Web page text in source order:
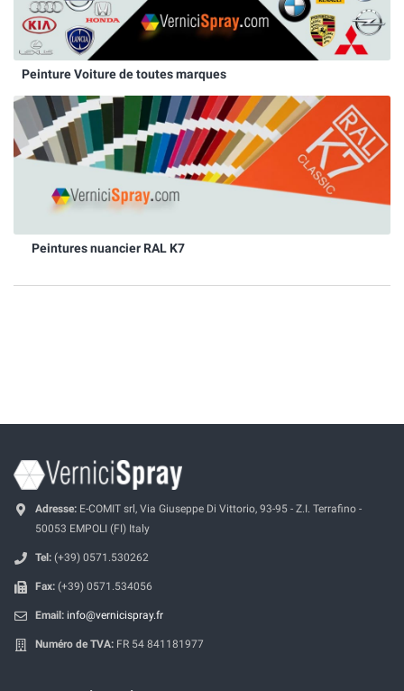
Peinture Voiture de toutes marques
Peintures nuancier RAL K7
Adresse: E-COMIT srl, Via Giuseppe Di Vittorio, 93-95 - Z.I. Terrafino -
50053 EMPOLI (FI) Italy
Tel: (+39) 0571.530262
Fax: (+39) 0571.534056
Email: info@vernicispray.fr
Numéro de TVA: FR 54 841181977